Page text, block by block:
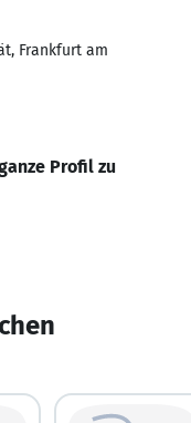
Frankfurt am
Profil zu